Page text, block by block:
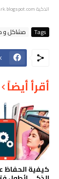
الذكية
Tags مشاكل و
أقرأ أيضاً
كيفية الحفاظ